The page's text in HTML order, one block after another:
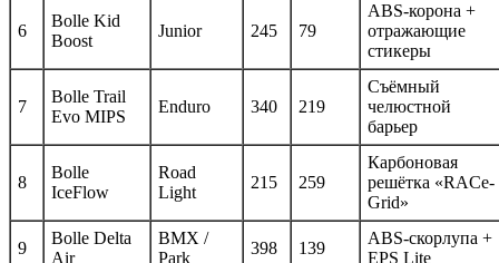
6
Bolle Kid
Boost
Junior 245 79
ABS-корона +
отражающие
стикеры
7
Bolle Trail
Evo MIPS
Enduro 340 219
Съёмный
челюстной
барьер
8
Bolle
IceFlow
Road
Light
215 259
Карбоновая
решётка «RACe-
Grid»
9
Bolle Delta
Air
BMX /
Park
398 139
ABS-скорлупа +
EPS Lite